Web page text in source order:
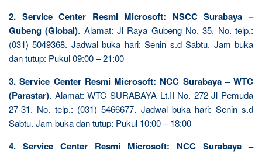
2. Service Center Resmi Microsoft: NSCC Surabaya –
Gubeng (Global). Alamat: Jl Raya Gubeng No. 35. No. telp.:
(031) 5049368. Jadwal buka hari: Senin s.d Sabtu. Jam buka
dan tutup: Pukul 09:00 – 21:00
3. Service Center Resmi Microsoft: NCC Surabaya – WTC
(Parastar). Alamat: WTC SURABAYA Lt.II No. 272 Jl Pemuda
27-31. No. telp.: (031) 5466677. Jadwal buka hari: Senin s.d
Sabtu. Jam buka dan tutup: Pukul 10:00 – 18:00
4. Service Center Resmi Microsoft: NCC Surabaya –